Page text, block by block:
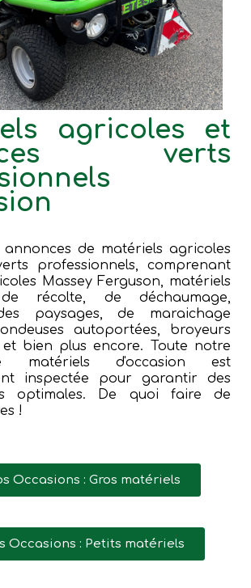
agricoles et
verts
annonces de matériels agricoles
professionnels, comprenant
Massey Ferguson, matériels
récolte, de déchaumage,
paysages, de maraichage
autoportées, broyeurs
bien plus encore. Toute notre
matériels d'occasion est
inspectée pour garantir des
optimales. De quoi faire de
!
Occasions : Gros matériels
Occasions : Petits matériels